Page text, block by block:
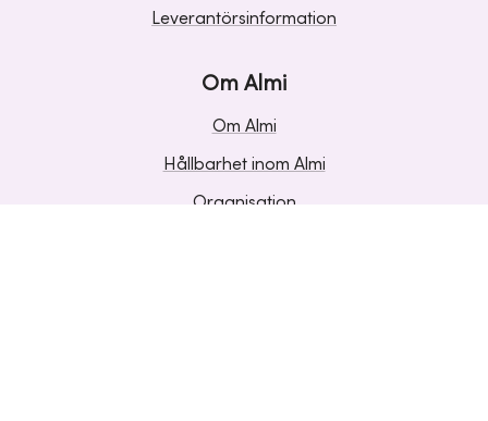
Leverantörsinformation
Om Almi
Om Almi
Hållbarhet inom Almi
Organisation